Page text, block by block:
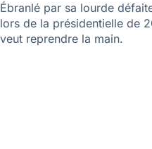
Ébranlé par sa lourde
lors de la présidentielle de
veut reprendre la main.